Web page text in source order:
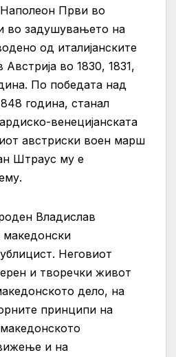
Први во
во задушувањето на
од италијанските
во 1830, 1831,
По победата над
година, станал
венецијанската
австриски воен марш
Штраус му е
Владислав
македонски
Неговиот
и творечки живот
дело, на
принципи на
и на